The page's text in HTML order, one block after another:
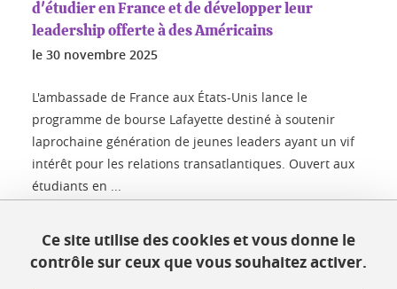
d'étudier en France et de développer leur
leadership offerte à des Américains
le 30 novembre 2025
L'ambassade de France aux États-Unis lance le
programme de bourse Lafayette destiné à soutenir
laprochaine génération de jeunes leaders ayant un vif
intérêt pour les relations transatlantiques. Ouvert aux
étudiants en ...
Ce site utilise des cookies et vous donne le
contrôle sur ceux que vous souhaitez activer.